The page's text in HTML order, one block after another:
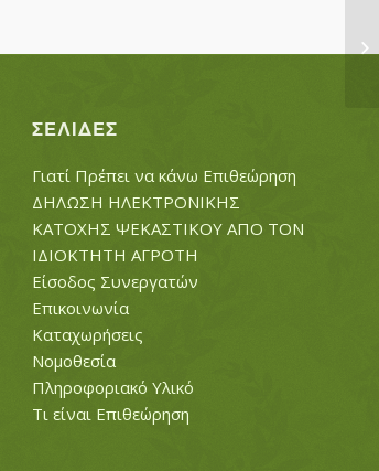
ΣΕΛΊΔΕΣ
Γιατί Πρέπει να κάνω Επιθεώρηση
ΔΗΛΩΣΗ ΗΛΕΚΤΡΟΝΙΚΗΣ
ΚΑΤΟΧΗΣ ΨΕΚΑΣΤΙΚΟΥ ΑΠΟ ΤΟΝ
ΙΔΙΟΚΤΗΤΗ ΑΓΡΟΤΗ
Είσοδος Συνεργατών
Επικοινωνία
Καταχωρήσεις
Νομοθεσία
Πληροφοριακό Υλικό
Τι είναι Επιθεώρηση